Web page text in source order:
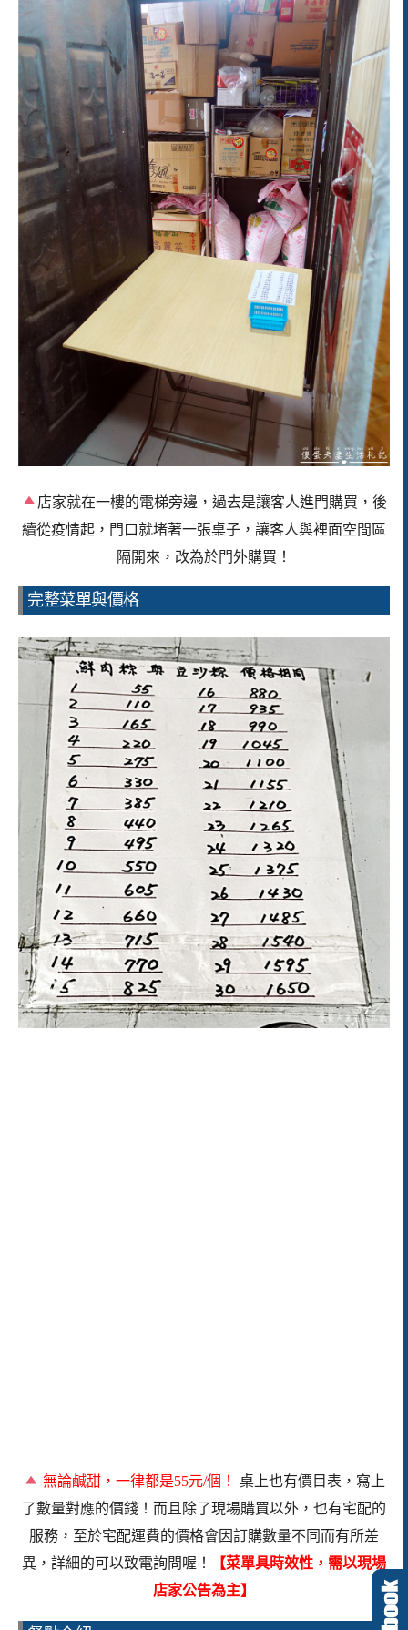
店家就在一樓的電梯旁邊，過去是讓客人進門購買，後
續從疫情起，門口就堵著一張桌子，讓客人與裡面空間區
隔開來，改為於門外購買！
完整菜單與價格
無論鹹甜，一律都是55元/個！
桌上也有價目表，寫上
了數量對應的價錢！而且除了現場購買以外，也有宅配的
服務，至於宅配運費的價格會因訂購數量不同而有所差
異，詳細的可以致電詢問喔！
【菜單具時效性，需以現場
店家公告為主】